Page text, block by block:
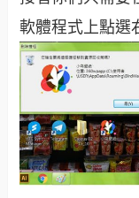
軟體程式上點選